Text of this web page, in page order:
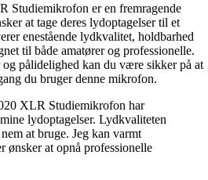
Studiemikrofon er en fremragende
at tage deres lydoptagelser til et
enestående lydkvalitet, holdbarhed
til både amatører og professionelle.
pålidelighed kan du være sikker på at
du bruger denne mikrofon.
XLR Studiemikrofon har
lydoptagelser. Lydkvaliteten
at bruge. Jeg kan varmt
ønsker at opnå professionelle